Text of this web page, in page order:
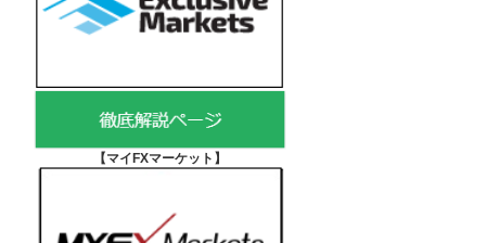
【マイFXマーケット 】